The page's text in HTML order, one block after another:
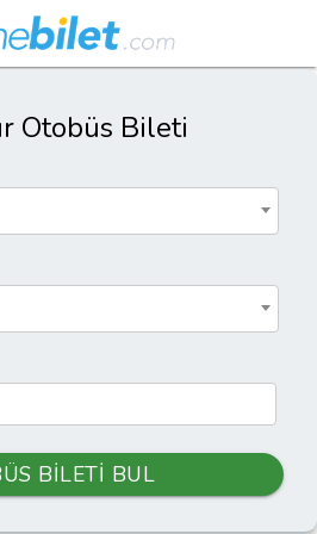
Otobüs Bileti
BİLETİ BUL